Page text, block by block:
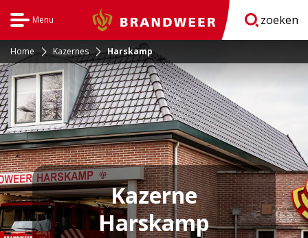
Menu Brandweer zoeken
Home Kazernes Harskamp
Kazerne
Harskamp